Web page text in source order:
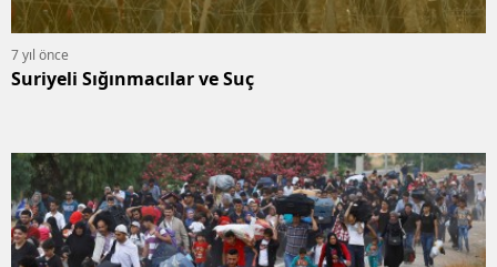
7 yıl önce
Suriyeli Sığınmacılar ve Suç